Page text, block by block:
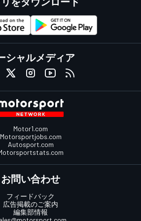
シャルメディア
Motor1.com
Motorsportjobs.com
Autosport.com
お問い合わせ
フィードバック
広告掲載のご案内
編集部情報